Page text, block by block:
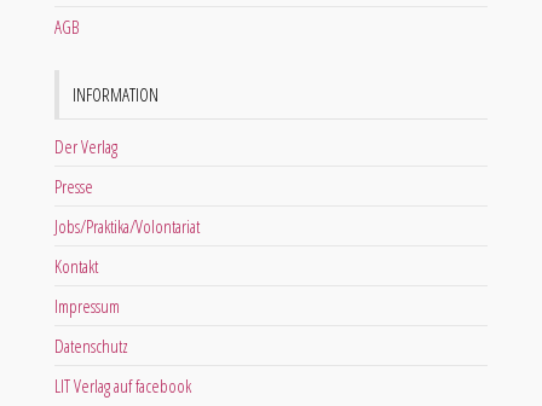
AGB
INFORMATION
Der Verlag
Presse
Jobs/Praktika/Volontariat
Kontakt
Impressum
Datenschutz
LIT Verlag auf facebook